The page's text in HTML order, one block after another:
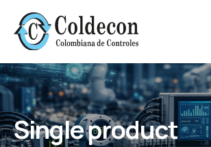
Single product